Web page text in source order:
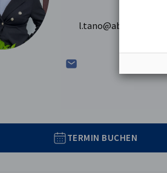
l.tano@abidjan.ahk.de
TERMIN BUCHEN